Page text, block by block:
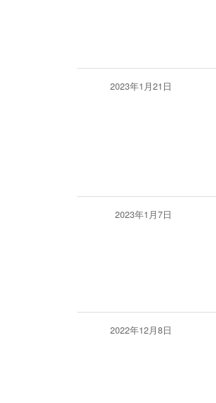
2023年1月21日
2023年1月7日
2022年12月8日